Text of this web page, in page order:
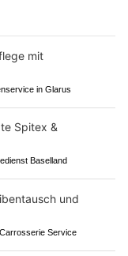
in Glarus
Baselland
Service